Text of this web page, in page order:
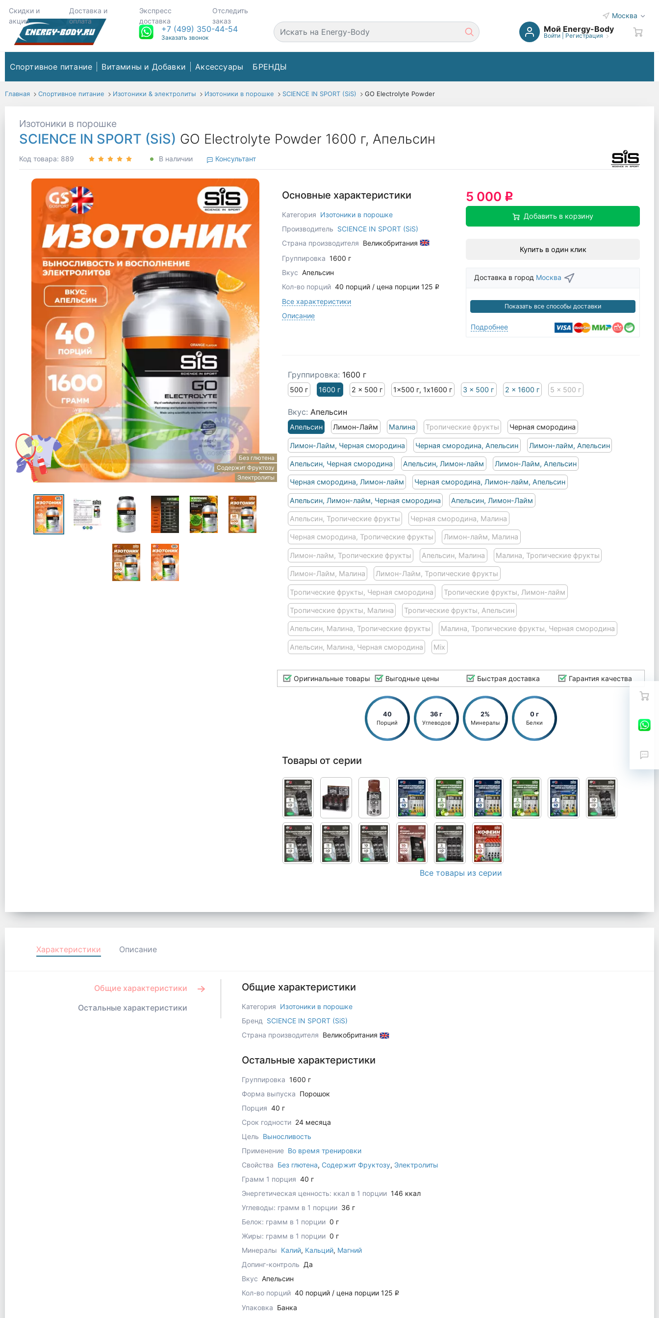
Скидки и
акции
Доставка и
оплата
Экспресс
доставка
Отследить
заказ
Москва
+7 (499) 350-44-54
Заказать звонок
Мой Energy-Body
Войти| Регистрация
Спортивное питание Витамины и Добавки Аксессуары БРЕНДЫ
Главная Спортивное питание Изотоники & электролиты Изотоники в порошке SCIENCE IN SPORT (SiS) GO Electrolyte Powder
Изотоники в порошке
SCIENCE IN SPORT (SiS) GO Electrolyte Powder 1600 г, Апельсин
Код товара: 889 В наличии Консультант
Без глютена
Содержит Фруктозу
Электролиты
Основные характеристики
Категория Изотоники в порошке
Производитель SCIENCE IN SPORT (SiS)
Страна производителя Великобритания
Группировка 1600 г
Вкус Апельсин
Кол-во порций 40 порций / цена порции 125 q
Все характеристики
Описание
5 000 q
Добавить в корзину
Купить в один клик
Доставка в город Москва
Показать все способы доставки
Подробнее
Группировка: 1600 г
500 г 1600 г 2 x 500 г 1x500 г, 1x1600 г 3 x 500 г 2 x 1600 г 5 x 500 г
Вкус: Апельсин
Апельсин Лимон-Лайм Малина Тропические фрукты Черная смородина
Лимон-Лайм, Черная смородина Черная смородина, Апельсин Лимон-лайм, Апельсин
Апельсин, Черная смородина Апельсин, Лимон-лайм Лимон-Лайм, Апельсин
Черная смородина, Лимон-лайм Черная смородина, Лимон-лайм, Апельсин
Апельсин, Лимон-лайм, Черная смородина Апельсин, Лимон-Лайм
Апельсин, Тропические фрукты Черная смородина, Малина
Черная смородина, Тропические фрукты Лимон-лайм, Малина
Лимон-лайм, Тропические фрукты Апельсин, Малина Малина, Тропические фрукты
Лимон-Лайм, Малина Лимон-Лайм, Тропические фрукты
Тропические фрукты, Черная смородина Тропические фрукты, Лимон-лайм
Тропические фрукты, Малина Тропические фрукты, Апельсин
Апельсин, Малина, Тропические фрукты Малина, Тропические фрукты, Черная смородина
Апельсин, Малина, Черная смородина Mix
Оригинальные товары Выгодные цены Быстрая доставка Гарантия качества
40
Порций
36 г
Углеводов
2%
Минералы
0 г
Белки
Товары от серии
Все товары из серии
Характеристики Описание
Общие характеристики
Остальные характеристики
Общие характеристики
Категория Изотоники в порошке
Бренд
SCIENCE IN SPORT (SiS)
Страна производителя Великобритания
Остальные характеристики
Группировка 1600 г
Форма выпуска Порошок
Порция 40 г
Срок годности 24 месяца
Цель Выносливость
Применение Во время тренировки
Свойства Без глютена, Содержит Фруктозу, Электролиты
Грамм 1 порция 40 г
Энергетическая ценность: ккал в 1 порции 146 ккал
Углеводы: грамм в 1 порции 36 г
Белок: грамм в 1 порции 0 г
Жиры: грамм в 1 порции 0 г
Минералы Калий, Кальций, Магний
Допинг-контроль Да
Вкус Апельсин
Кол-во порций 40 порций / цена порции 125 q
Упаковка Банка